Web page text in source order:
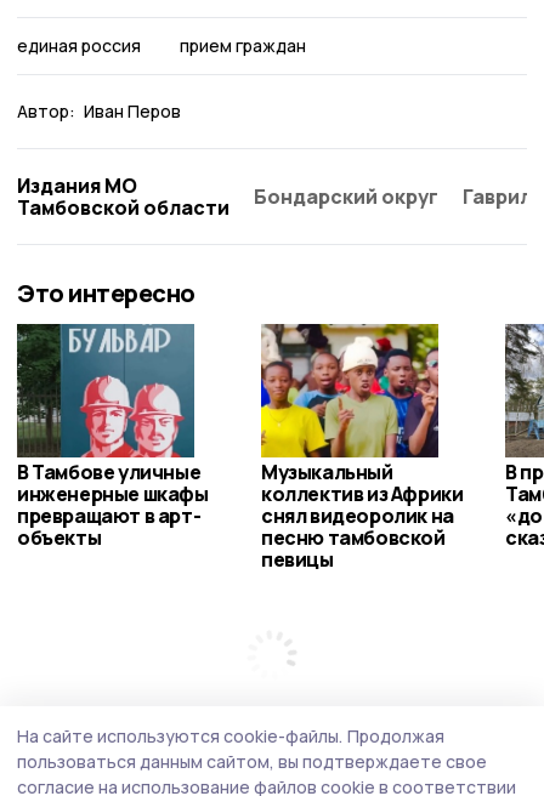
единая россия прием граждан
Автор: Иван Перов
Издания МО
Тамбовской области
Бондарский округ
Это интересно
В Тамбове уличные
инженерные шкафы
превращают в арт-
объекты
Музыкальный
коллектив из Африки
снял видеоролик на
песню тамбовской
певицы
В
На сайте используются cookie-файлы. Продолжая
пользоваться данным сайтом, вы подтверждаете свое
согласие на использование файлов cookie в соответствии